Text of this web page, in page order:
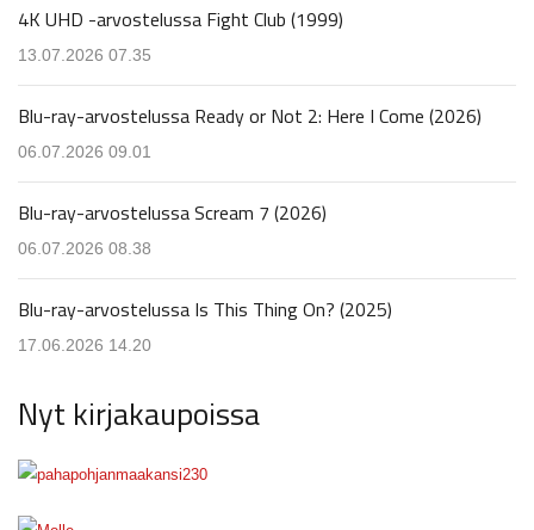
4K UHD -arvostelussa Fight Club (1999)
13.07.2026 07.35
Blu-ray-arvostelussa Ready or Not 2: Here I Come (2026)
06.07.2026 09.01
Blu-ray-arvostelussa Scream 7 (2026)
06.07.2026 08.38
Blu-ray-arvostelussa Is This Thing On? (2025)
17.06.2026 14.20
Nyt kirjakaupoissa